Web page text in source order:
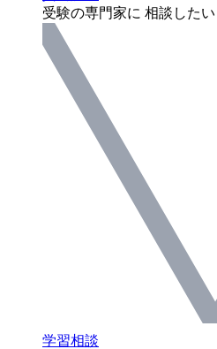
受験の専門家に 相談したい
学習相談